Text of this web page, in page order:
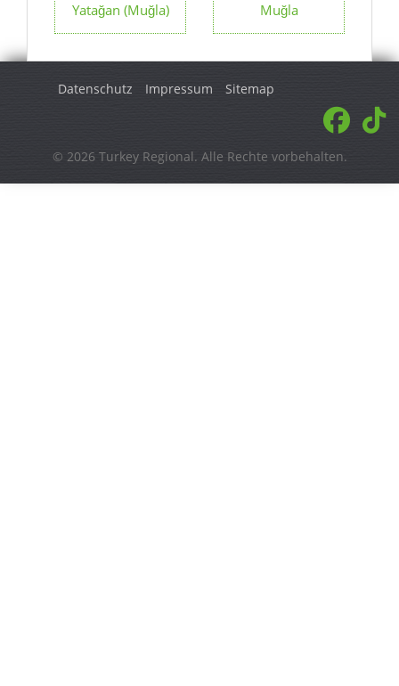
Yatağan (Muğla) Muğla
Datenschutz Impressum Sitemap
© 2026 Turkey Regional. Alle Rechte vorbehalten.